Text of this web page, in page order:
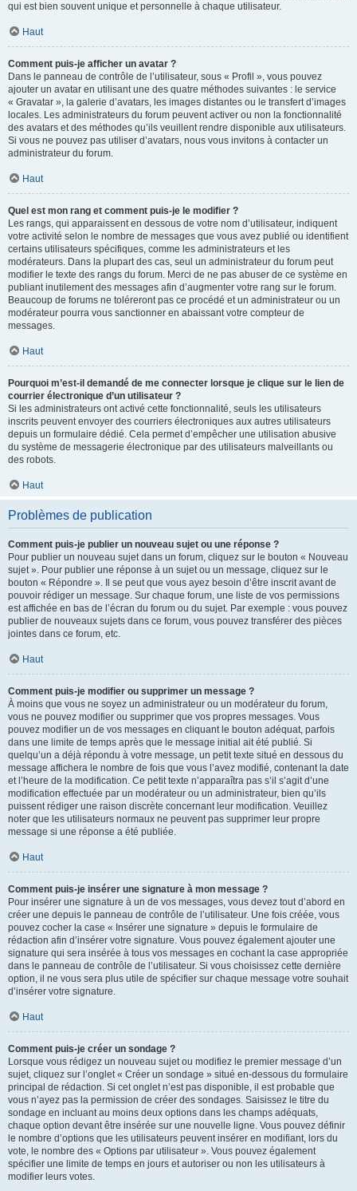
qui est bien souvent unique et personnelle à chaque utilisateur.
Haut
Comment puis-je afficher un avatar ?
Dans le panneau de contrôle de l’utilisateur, sous « Profil », vous pouvez
ajouter un avatar en utilisant une des quatre méthodes suivantes : le service
« Gravatar », la galerie d’avatars, les images distantes ou le transfert d’images
locales. Les administrateurs du forum peuvent activer ou non la fonctionnalité
des avatars et des méthodes qu’ils veuillent rendre disponible aux utilisateurs.
Si vous ne pouvez pas utiliser d’avatars, nous vous invitons à contacter un
administrateur du forum.
Haut
Quel est mon rang et comment puis-je le modifier ?
Les rangs, qui apparaissent en dessous de votre nom d’utilisateur, indiquent
votre activité selon le nombre de messages que vous avez publié ou identifient
certains utilisateurs spécifiques, comme les administrateurs et les
modérateurs. Dans la plupart des cas, seul un administrateur du forum peut
modifier le texte des rangs du forum. Merci de ne pas abuser de ce système en
publiant inutilement des messages afin d’augmenter votre rang sur le forum.
Beaucoup de forums ne toléreront pas ce procédé et un administrateur ou un
modérateur pourra vous sanctionner en abaissant votre compteur de
messages.
Haut
Pourquoi m’est-il demandé de me connecter lorsque je clique sur le lien de
courrier électronique d’un utilisateur ?
Si les administrateurs ont activé cette fonctionnalité, seuls les utilisateurs
inscrits peuvent envoyer des courriers électroniques aux autres utilisateurs
depuis un formulaire dédié. Cela permet d’empêcher une utilisation abusive
du système de messagerie électronique par des utilisateurs malveillants ou
des robots.
Haut
Problèmes de publication
Comment puis-je publier un nouveau sujet ou une réponse ?
Pour publier un nouveau sujet dans un forum, cliquez sur le bouton « Nouveau
sujet ». Pour publier une réponse à un sujet ou un message, cliquez sur le
bouton « Répondre ». Il se peut que vous ayez besoin d’être inscrit avant de
pouvoir rédiger un message. Sur chaque forum, une liste de vos permissions
est affichée en bas de l’écran du forum ou du sujet. Par exemple : vous pouvez
publier de nouveaux sujets dans ce forum, vous pouvez transférer des pièces
jointes dans ce forum, etc.
Haut
Comment puis-je modifier ou supprimer un message ?
À moins que vous ne soyez un administrateur ou un modérateur du forum,
vous ne pouvez modifier ou supprimer que vos propres messages. Vous
pouvez modifier un de vos messages en cliquant le bouton adéquat, parfois
dans une limite de temps après que le message initial ait été publié. Si
quelqu’un a déjà répondu à votre message, un petit texte situé en dessous du
message affichera le nombre de fois que vous l’avez modifié, contenant la date
et l’heure de la modification. Ce petit texte n’apparaîtra pas s’il s’agit d’une
modification effectuée par un modérateur ou un administrateur, bien qu’ils
puissent rédiger une raison discrète concernant leur modification. Veuillez
noter que les utilisateurs normaux ne peuvent pas supprimer leur propre
message si une réponse a été publiée.
Haut
Comment puis-je insérer une signature à mon message ?
Pour insérer une signature à un de vos messages, vous devez tout d’abord en
créer une depuis le panneau de contrôle de l’utilisateur. Une fois créée, vous
pouvez cocher la case « Insérer une signature » depuis le formulaire de
rédaction afin d’insérer votre signature. Vous pouvez également ajouter une
signature qui sera insérée à tous vos messages en cochant la case appropriée
dans le panneau de contrôle de l’utilisateur. Si vous choisissez cette dernière
option, il ne vous sera plus utile de spécifier sur chaque message votre souhait
d’insérer votre signature.
Haut
Comment puis-je créer un sondage ?
Lorsque vous rédigez un nouveau sujet ou modifiez le premier message d’un
sujet, cliquez sur l’onglet « Créer un sondage » situé en-dessous du formulaire
principal de rédaction. Si cet onglet n’est pas disponible, il est probable que
vous n’ayez pas la permission de créer des sondages. Saisissez le titre du
sondage en incluant au moins deux options dans les champs adéquats,
chaque option devant être insérée sur une nouvelle ligne. Vous pouvez définir
le nombre d’options que les utilisateurs peuvent insérer en modifiant, lors du
vote, le nombre des « Options par utilisateur ». Vous pouvez également
spécifier une limite de temps en jours et autoriser ou non les utilisateurs à
modifier leurs votes.